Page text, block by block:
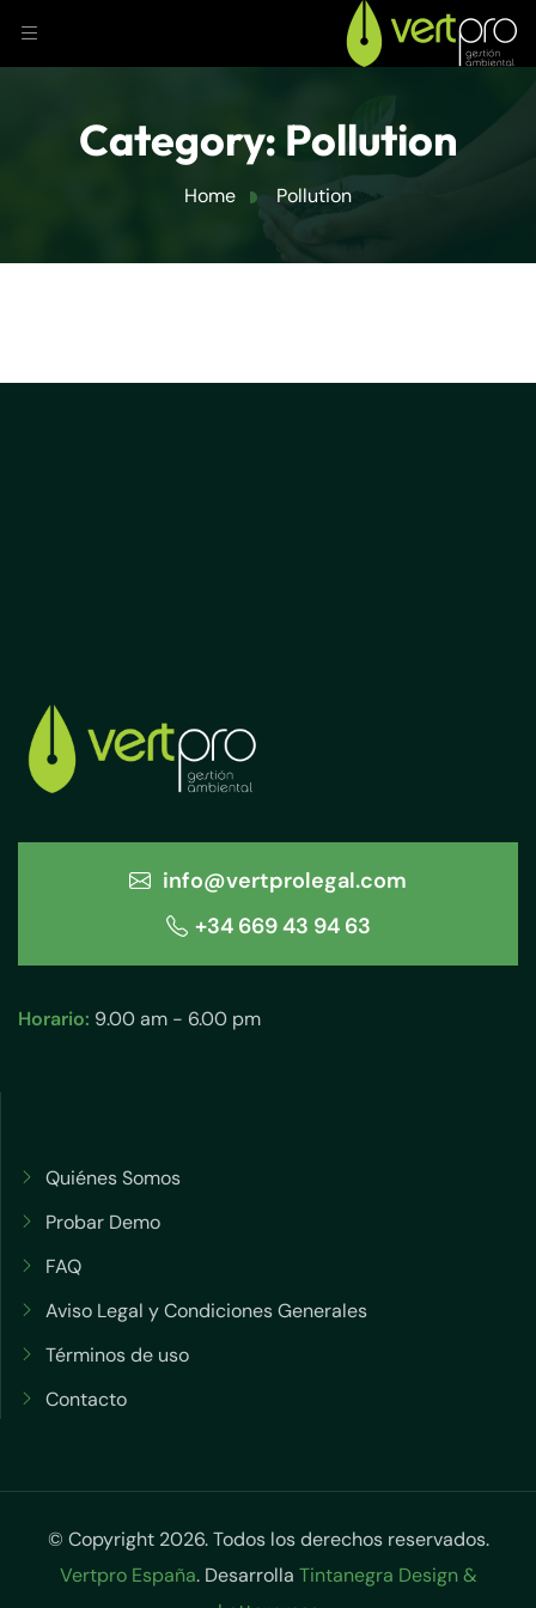
Category: Pollution
Home Pollution
info@vertprolegal.com
+34 669 43 94 63
Horario: 9.00 am - 6.00 pm
Quiénes Somos
Probar Demo
FAQ
Aviso Legal y Condiciones Generales
Términos de uso
Contacto
© Copyright 2026. Todos los derechos reservados.
Vertpro España. Desarrolla Tintanegra Design &